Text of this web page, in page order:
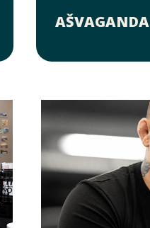
AŠVAGANDA